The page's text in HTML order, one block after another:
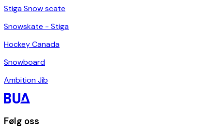
Stiga Snow scate
Snowskate - Stiga
Hockey Canada
Snowboard
Ambition Jib
Følg oss